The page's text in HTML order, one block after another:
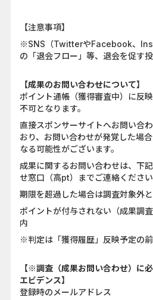
【注意事項】
※SNS（TwitterやFacebook、
の「退会フロー」等、退会を促す
【成果のお問い合わせについて】
ポイント通帳（獲得審査中）に反
不可となります。
直接スポンサーサイトへお問い合
おり、お問い合わせが発覚した場
なる可能性がございます。
成果に関するお問い合わせは、下
せ窓口（高pt）までご連絡ください
期限を超過した場合は調査対象外と
ポイントが付与されない（成果調
内
※判定は「獲得履歴」反映予定の前
【※調査（成果お問い合わせ）に
エビデンス】
登録時のメールアドレス